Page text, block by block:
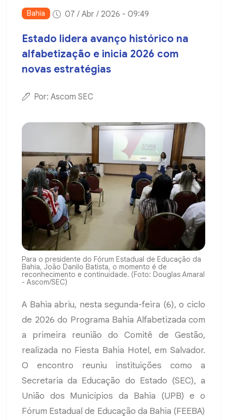
Bahia 07 / Abr / 2026 - 09:49
Estado lidera avanço histórico na
alfabetização e inicia 2026 com
novas estratégias
Por: Ascom SEC
Para o presidente do Fórum Estadual de Educação da
Bahia, João Danilo Batista, o momento é de
reconhecimento e continuidade. (Foto: Douglas Amaral
- Ascom/SEC)
A Bahia abriu, nesta segunda-feira (6), o ciclo
de 2026 do Programa Bahia Alfabetizada com
a primeira reunião do Comitê de Gestão,
realizada no Fiesta Bahia Hotel, em Salvador.
O encontro reuniu instituições como a
Secretaria da Educação do Estado (SEC), a
União dos Municípios da Bahia (UPB) e o
Fórum Estadual de Educação da Bahia (FEEBA)